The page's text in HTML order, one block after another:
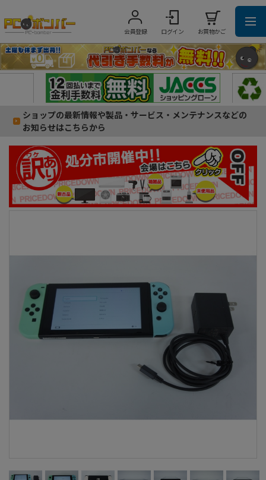
会員登録 ログイン お買物かご
ショップの最新情報や製品・サービス・メンテナンスなどの
お知らせはこちらから